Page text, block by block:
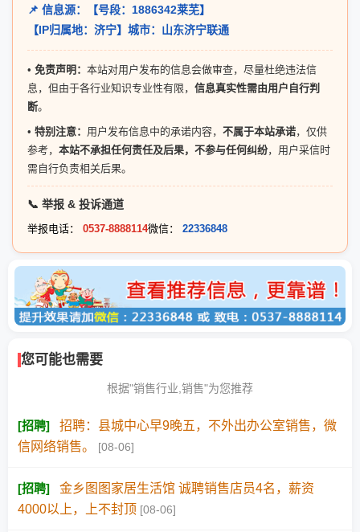
📌 信息源：【号段：1886342莱芜】
【IP归属地：济宁】城市：山东济宁联通
• 免责声明： 本站对用户发布的信息会做审查，尽量杜绝违法信
息，但由于各行业知识专业性有限， 信息真实性需由用户自行判
断。
• 特别注意： 用户发布信息中的承诺内容， 不属于本站承诺，仅供
参考， 本站不承担任何责任及后果，不参与任何纠纷，用户采信时
需自行负责相关后果。
📞 举报 & 投诉通道
举报电话： 0537-8888114微信： 22336848
您可能也需要
根据"销售行业,销售"为您推荐
[招聘]
招聘：县城中心早9晚五，不外出办公室销售，微
信网络销售。
[08-06]
[招聘]
金乡图图家居生活馆 诚聘销售店员4名，薪资
4000以上，上不封顶 [08-06]